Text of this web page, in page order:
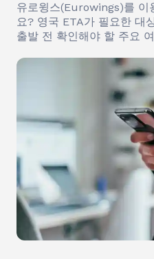
유로윙스(Eurowings)를 이
요? 영국 ETA가 필요한 대
출발 전 확인해야 할 주요